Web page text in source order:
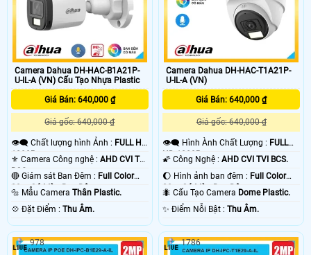
Camera Dahua DH-HAC-B1A21P-
U-IL-A (VN) Cấu Tạo Nhựa Plastic
Giá Bán: 640,000 ₫
Giá gốc: 640,000 ₫
👁️‍🗨 Chất lượng hình Ảnh : FULL HD
1080P .
⚜️ Camera Công nghệ : AHD CVI TVI
BCS.
🔴 Giám sát Ban Đêm : Full Color
20m Có Màu Ban Ðêm.
🔩 Mẫu Camera Thân Plastic.
️💠 Đặt Điểm : Thu Âm.
Camera Dahua DH-HAC-T1A21P-
U-IL-A (VN)
Giá Bán: 640,000 ₫
Giá gốc: 640,000 ₫
👁️‍🗨 Hình Ành Chất Lượng : FULL
HD 1080P .
🌠 Công Nghệ :AHD CVI TVI BCS.
🌔 Hình ảnh ban đêm : Full Color
20m Có Màu Ban Ðêm.
🐜 Cấu Tạo Camera Dome Plastic.
️✨ Điểm Nỗi Bật :Thu Âm.
978 1786